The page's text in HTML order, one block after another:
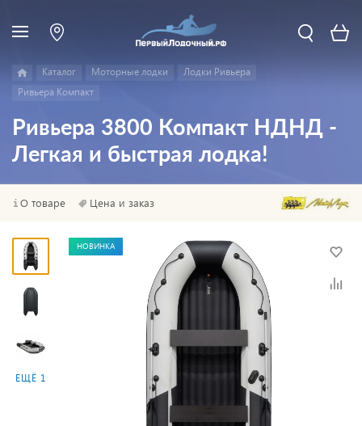
Каталог Моторные лодки
Лодки Ривьера
Ривьера Компакт
Ривьера 3800 Компакт НДНД -
Легкая и быстрая лодка!
О товаре Цена и заказ
ЕЩЁ 1
НОВИНКА